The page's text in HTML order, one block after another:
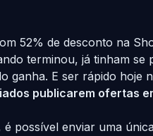
52% de desconto na
terminou, já tinham se
E ser rápido hoje
publicarem ofertas
possível enviar uma